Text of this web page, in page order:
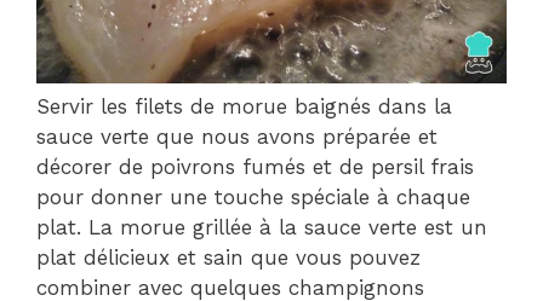
Servir les filets de morue baignés dans la
sauce verte que nous avons préparée et
décorer de poivrons fumés et de persil frais
pour donner une touche spéciale à chaque
plat. La morue grillée à la sauce verte est un
plat délicieux et sain que vous pouvez
combiner avec quelques champignons